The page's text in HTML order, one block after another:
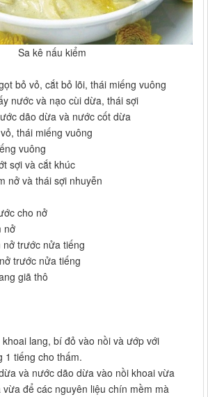
Sa kê nấu kiểm​
bỏ vỏ, cắt bỏ lõi, thái miếng vuông
nước và nạo cùi dừa, thái sợi
dão dừa và nước cốt dừa
thái miếng vuông
vuông
sợi và cắt khúc
nở và thái sợi nhuyễn
cho nở
nở
trước nửa tiếng
trước nửa tiếng
giã thô
lang, bí đỏ vào nồi và ướp với
1 tiếng cho thấm.
và nước dão dừa vào nồi khoai vừa
để các nguyên liệu chín mềm mà